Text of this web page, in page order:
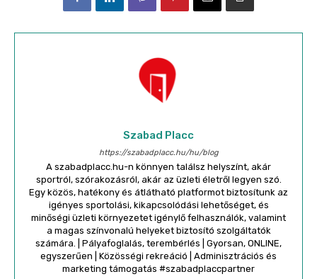
Szabad Placc
https://szabadplacc.hu/hu/blog
A szabadplacc.hu-n könnyen találsz helyszínt, akár
sportról, szórakozásról, akár az üzleti életről legyen szó.
Egy közös, hatékony és átlátható platformot biztosítunk az
igényes sportolási, kikapcsolódási lehetőséget, és
minőségi üzleti környezetet igénylő felhasználók, valamint
a magas színvonalú helyeket biztosító szolgáltatók
számára. | Pályafoglalás, terembérlés | Gyorsan, ONLINE,
egyszerűen | Közösségi rekreáció | Adminisztrációs és
marketing támogatás #szabadplaccpartner